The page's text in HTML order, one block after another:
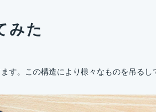
みた
す。この構造により様々なものを吊るし